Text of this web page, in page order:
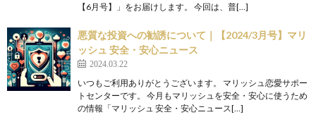
【6月号】」をお届けします。 今回は、普[…]
悪質な投資への勧誘について｜【2024/3月号】マリ
ッシュ 安全・安心ニュース
2024.03.22
いつもご利用ありがとうございます。 マリッシュ恋愛サポー
トセンターです。 今月もマリッシュを安全・安心に使うため
の情報「マリッシュ 安全・安心ニュース[…]